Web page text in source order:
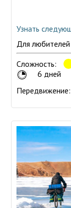
Узнать
Для
Сложность:
6 дней
Передвижение: